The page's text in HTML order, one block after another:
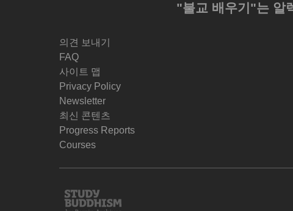
"불교 배우기"는 알
의견 보내기
FAQ
사이트 맵
Privacy Policy
Newsletter
최신 콘텐츠
Progress Reports
Courses
Study